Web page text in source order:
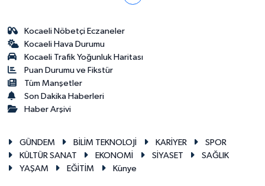
Kocaeli Nöbetçi Eczaneler
Kocaeli Hava Durumu
Kocaeli Trafik Yoğunluk Haritası
Puan Durumu ve Fikstür
Tüm Manşetler
Son Dakika Haberleri
Haber Arşivi
GÜNDEM BİLİM TEKNOLOJİ KARİYER
SPOR
KÜLTÜR SANAT
EKONOMİ SİYASET
SAĞLIK
YAŞAM
EĞİTİM Künye